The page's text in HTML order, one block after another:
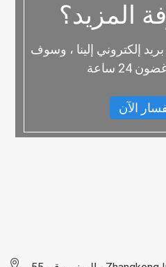
المزيد؟
إلكتروني إلينا ، وسوف
ساعة
الآن